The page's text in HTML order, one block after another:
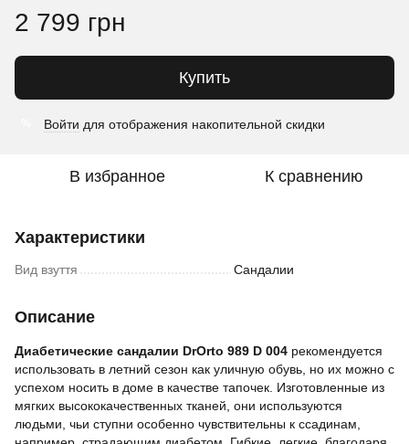
2 799 грн
Купить
Войти для отображения накопительной скидки
В избранное К сравнению
Характеристики
Вид взуття Сандалии
Описание
Диабетические сандалии DrOrto 989 D 004 рекомендуется
использовать в летний сезон как уличную обувь, но их можно с
успехом носить в доме в качестве тапочек. Изготовленные из
мягких высококачественных тканей, они используются
людьми, чьи ступни особенно чувствительны к ссадинам,